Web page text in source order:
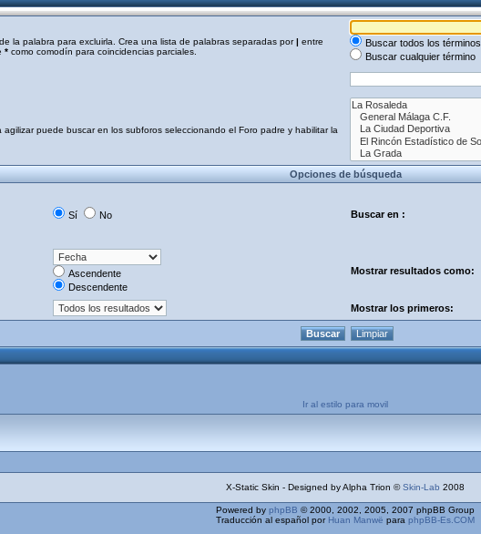
la palabra para excluirla. Crea una lista de palabras separadas por| entre
* como comodín para coincidencias parciales.
Buscar todos los términos
Buscar cualquier término
puede buscar en los subforos seleccionando el Foro padre y habilitar la
Opciones de búsqueda
Sí No Buscar en :
Ascendente
Descendente
Mostrar resultados como:
Mostrar los primeros:
Ir al estilo para movil
X-Static Skin - Designed by Alpha Trion ©Skin-Lab 2008
Powered by phpBB © 2000, 2002, 2005, 2007 phpBB Group
Traducción al español por Huan Manwë para phpBB-Es.COM